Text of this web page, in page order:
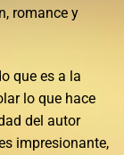
romance y
que es a la
lo que hace
del autor
impresionante,